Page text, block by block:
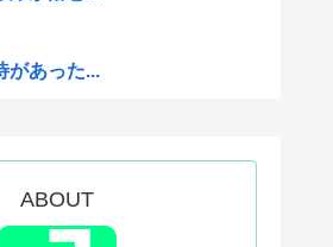
があった...
てしま...
ない！で...
ABOUT